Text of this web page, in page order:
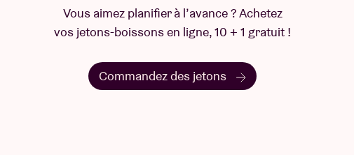
Vous aimez planifier à l’avance ? Achetez
vos jetons-boissons en ligne, 10 + 1 gratuit !
Commandez des jetons